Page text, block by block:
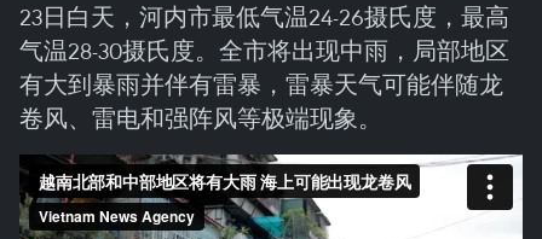
23日白天，河内市最低气温24-26摄氏度，最高
气温28-30摄氏度。全市将出现中雨，局部地区
有大到暴雨并伴有雷暴，雷暴天气可能伴随龙
卷风、雷电和强阵风等极端现象。